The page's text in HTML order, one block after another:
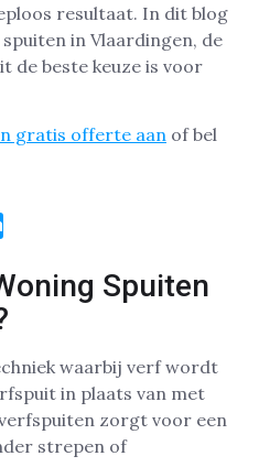
resultaat. In dit blog
in Vlaardingen, de
de beste keuze is voor
gratis offerte aan of bel
Spuiten
waarbij verf wordt
in plaats van met
zorgt voor een
strepen of